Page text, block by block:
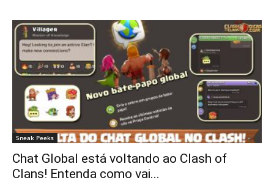
Sneak Peeks
Chat Global está voltando ao Clash of
Clans! Entenda como vai...